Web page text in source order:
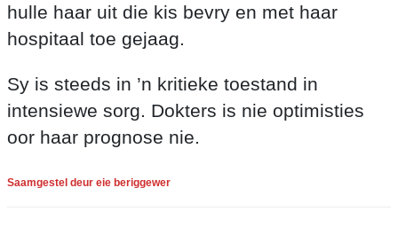
hulle haar uit die kis bevry en met haar
hospitaal toe gejaag.
Sy is steeds in ’n kritieke toestand in
intensiewe sorg. Dokters is nie optimisties
oor haar prognose nie.
Saamgestel deur eie beriggewer